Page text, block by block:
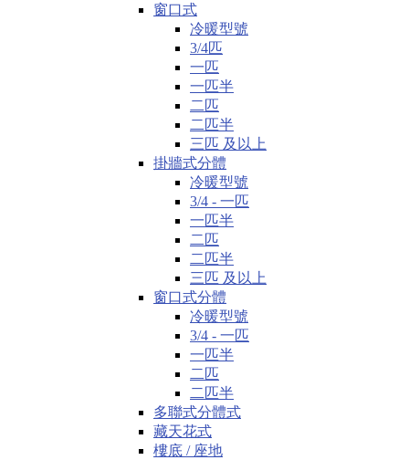
窗口式
冷暖型號
3/4匹
一匹
一匹半
二匹
二匹半
三匹 及以上
掛牆式分體
冷暖型號
3/4 - 一匹
一匹半
二匹
二匹半
三匹 及以上
窗口式分體
冷暖型號
3/4 - 一匹
一匹半
二匹
二匹半
多聯式分體式
藏天花式
樓底 / 座地